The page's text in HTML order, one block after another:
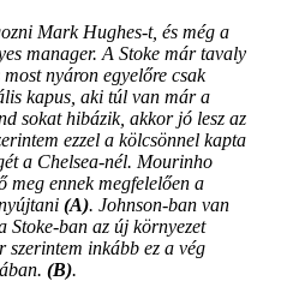
Mark Hughes-t, és még a
manager. A Stoke már tavaly
nyáron egyelőre csak
kapus, aki túl van már a
sokat hibázik, akkor jó lesz az
ezzel a kölcsönnel kapta
a Chelsea-nél. Mourinho
meg ennek megfelelően a
(A). Johnson-ban van
Stoke-ban az új környezet
inkább ez a vég
(B).